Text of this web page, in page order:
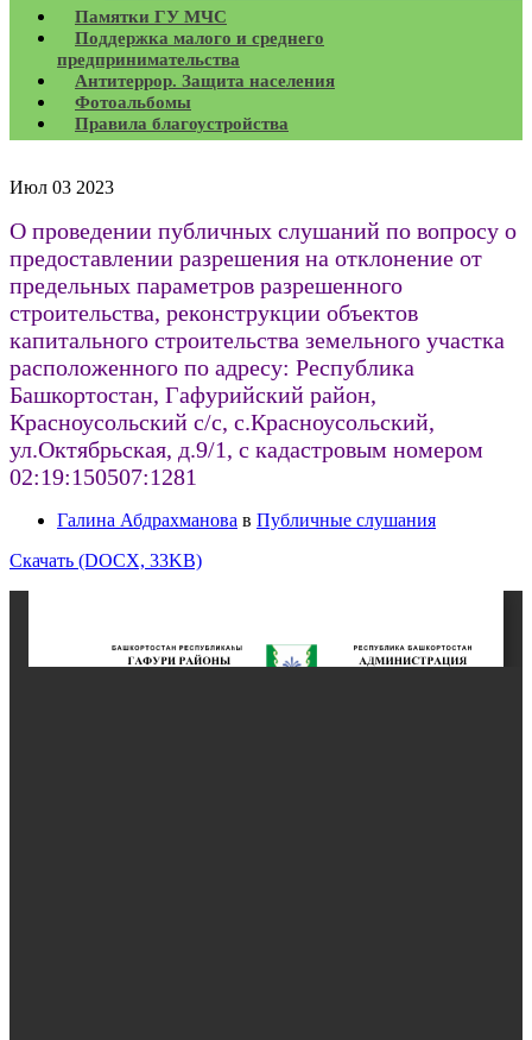
Памятки ГУ МЧС
Поддержка малого и среднего
предпринимательства
Антитеррор. Защита населения
Фотоальбомы
Правила благоустройства
Июл 03 2023
О проведении публичных слушаний по вопросу о
предоставлении разрешения на отклонение от
предельных параметров разрешенного
строительства, реконструкции объектов
капитального строительства земельного участка
расположенного по адресу: Республика
Башкортостан, Гафурийский район,
Красноусольский с/с, с.Красноусольский,
ул.Октябрьская, д.9/1, с кадастровым номером
02:19:150507:1281
Галина Абдрахманова в Публичные слушания
Скачать (DOCX, 33KB)